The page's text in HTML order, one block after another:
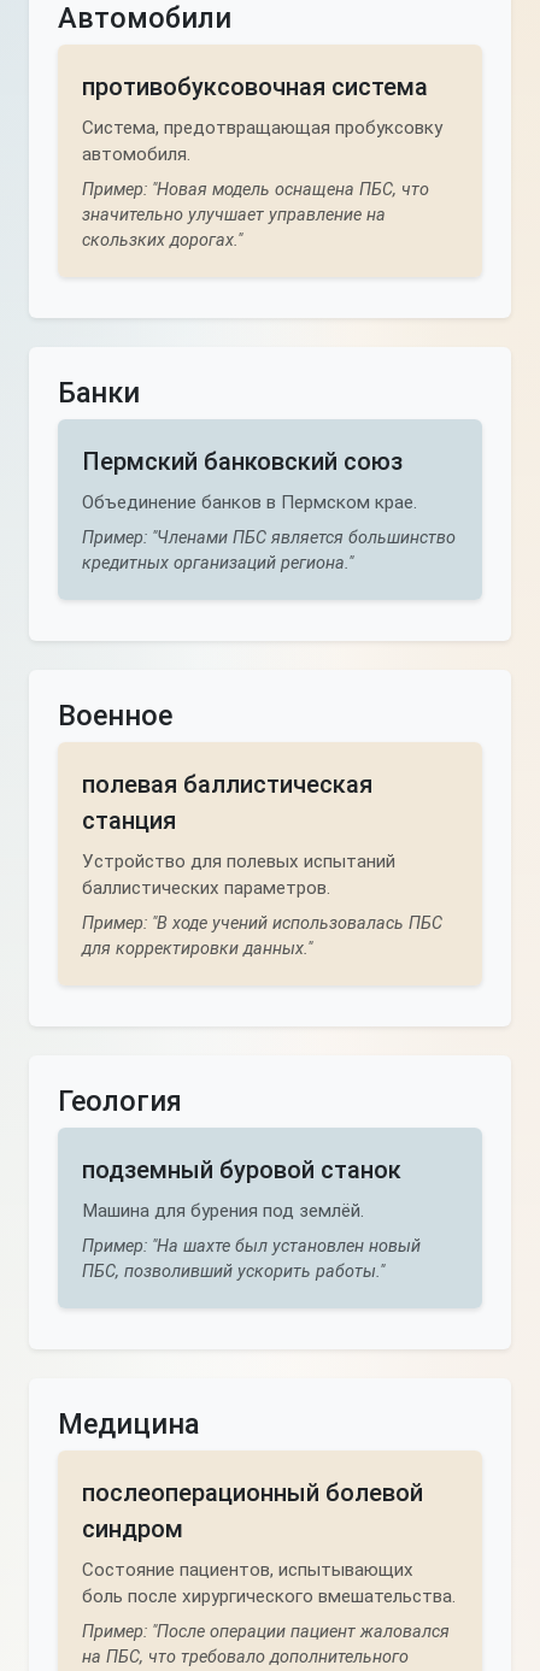
Автомобили
противобуксовочная система
Система, предотвращающая пробуксовку
автомобиля.
Пример: "Новая модель оснащена ПБС, что
значительно улучшает управление на
скользких дорогах."
Банки
Пермский банковский союз
Объединение банков в Пермском крае.
Пример: "Членами ПБС является большинство
кредитных организаций региона."
Военное
полевая баллистическая
станция
Устройство для полевых испытаний
баллистических параметров.
Пример: "В ходе учений использовалась ПБС
для корректировки данных."
Геология
подземный буровой станок
Машина для бурения под землёй.
Пример: "На шахте был установлен новый
ПБС, позволивший ускорить работы."
Медицина
послеоперационный болевой
синдром
Состояние пациентов, испытывающих
боль после хирургического вмешательства.
Пример: "После операции пациент жаловался
на ПБС, что требовало дополнительного